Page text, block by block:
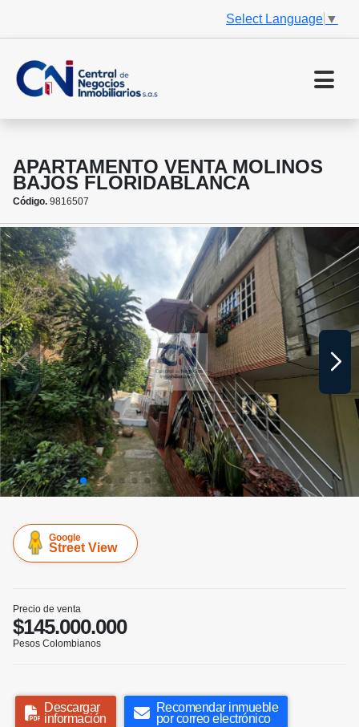
Select Language ▼
APARTAMENTO VENTA MOLINOS
BAJOS FLORIDABLANCA
Código. 9816507
Google
Street View
Precio de venta
$145.000.000
Pesos Colombianos
Descargar
información
Recomendar inmueble
por correo electrónico